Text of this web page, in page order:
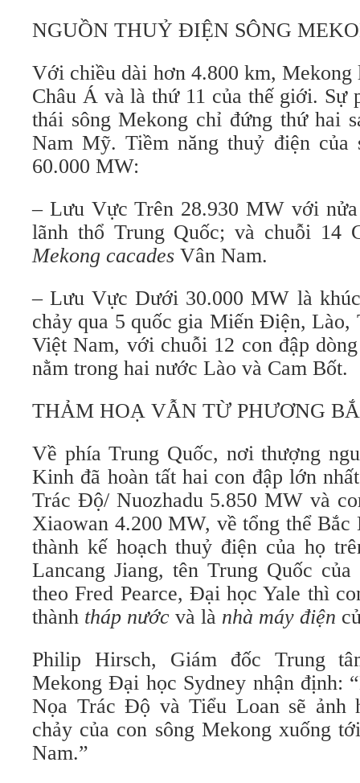
NGUỒN THUỶ ĐIỆN SÔNG
Với chiều dài hơn 4.800 km, Mekong
Châu Á và là thứ 11 của thế giới. Sự
thái sông Mekong chỉ đứng thứ hai
Nam Mỹ. Tiềm năng thuỷ điện của
60.000 MW:
– Lưu Vực Trên 28.930 MW với
lãnh thổ Trung Quốc; và chuỗi 14
Mekong cacades Vân Nam.
– Lưu Vực Dưới 30.000 MW là
chảy qua 5 quốc gia Miến Điện, Lào,
Việt Nam, với chuỗi 12 con đập
nằm trong hai nước Lào và Cam Bốt.
THẢM HOẠ VẪN TỪ PHƯƠNG
Về phía Trung Quốc, nơi thượng
Kinh đã hoàn tất hai con đập lớn
Trác Độ/ Nuozhadu 5.850 MW và
Xiaowan 4.200 MW, về tổng thể Bắc
thành kế hoạch thuỷ điện của họ
Lancang Jiang, tên Trung Quốc
theo Fred Pearce, Đại học Yale thì
thành tháp nước và là nhà máy điện
Philip Hirsch, Giám đốc Trung
Mekong Đại học Sydney nhận định:
Nọa Trác Độ và Tiểu Loan sẽ ảnh
chảy của con sông Mekong xuống
Nam.”